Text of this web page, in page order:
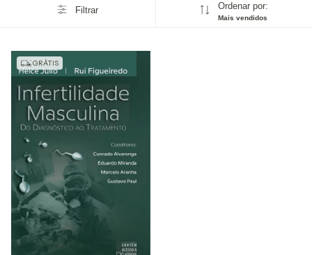
Filtrar Ordenar por:
Mais vendidos
GRÁTIS